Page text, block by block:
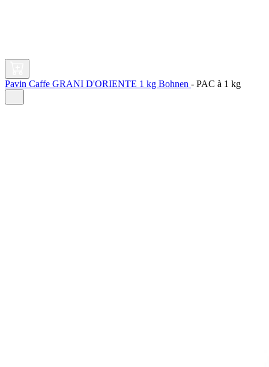
Pavin Caffe GRANI D'ORIENTE 1 kg Bohnen - PAC à 1 kg